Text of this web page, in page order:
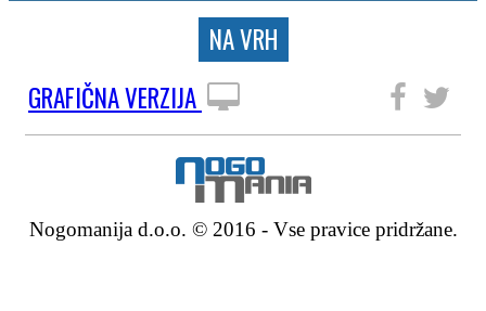
NA VRH
GRAFIČNA VERZIJA
Nogomanija d.o.o. © 2016 - Vse pravice pridržane.